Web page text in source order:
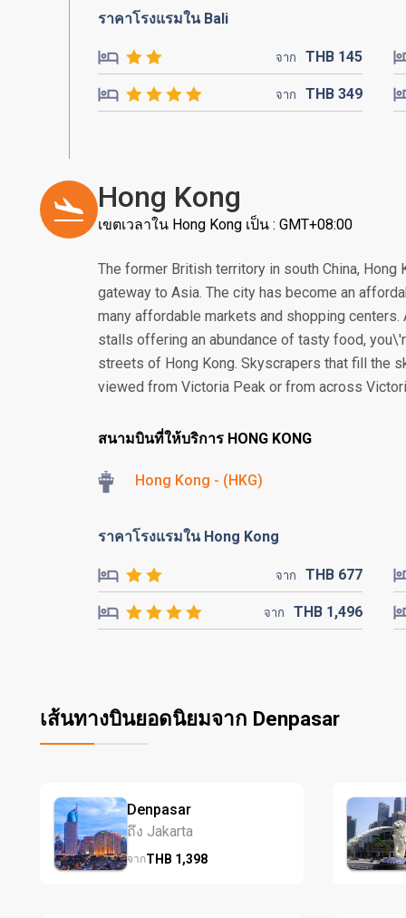
ราคาโรงแรมใน Bali
จาก THB 145
จาก THB 349
Hong Kong
เขตเวลาใน Hong Kong เป็น : GMT+08:00
The former British territory in south China,
gateway to Asia. The city has become an
many affordable markets and shopping
stalls offering an abundance of tasty food,
streets of Hong Kong. Skyscrapers that fill the
viewed from Victoria Peak or from across
สนามบินที่ให้บริการ HONG KONG
Hong Kong - (HKG)
ราคาโรงแรมใน Hong Kong
จาก THB 677
จาก THB 1,496
เส้นทางบินยอดนิยมจาก Denpasar
Denpasar
ถึง Jakarta
จากTHB 1,398